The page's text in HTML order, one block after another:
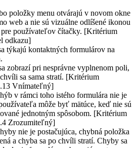
položky menu otvárajú v novom okne
web a nie sú vizuálne odlíšené ikonou
pre používateľov čítačky. [Kritérium
odkazu]
týkajú kontaktných formulárov na
zobrazí pri nesprávne vyplnenom poli,
sa sama stratí. [Kritérium
Vnímateľný]
v rámci toho istého formulára nie je
môže byť mätúce, keď nie sú
jednotným spôsobom. [Kritérium
Zrozumiteľný]
nie je postačujúca, chybná položka
a chyba sa po chvíli stratí. Chyby sa